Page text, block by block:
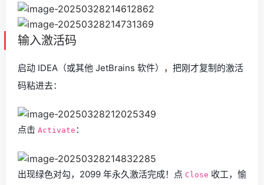
输入激活码
启动 IDEA（或其他 JetBrains 软件），把刚才复制的激活
码粘进去：
点击 Activate ：
出现绿色对勾，2099 年永久激活完成！点 Close 收工，愉